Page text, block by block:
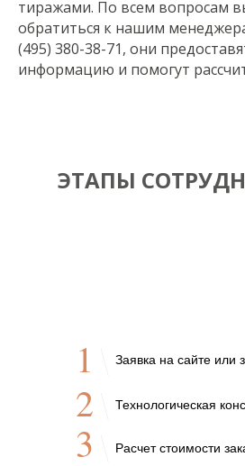
тиражами. По всем вопросам
обратиться к нашим
(495) 380-38-71, они
информацию и помогут
ЭТАПЫ
Заявка на сайте или
Технологическая
Расчет стоимости
1
2
3